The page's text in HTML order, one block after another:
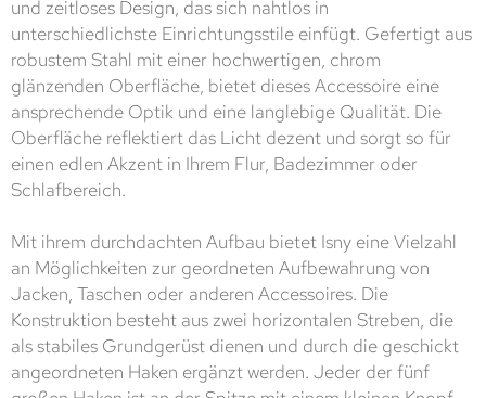
und zeitloses Design, das sich nahtlos in
unterschiedlichste Einrichtungsstile einfügt. Gefertigt aus
robustem Stahl mit einer hochwertigen, chrom
glänzenden Oberfläche, bietet dieses Accessoire eine
ansprechende Optik und eine langlebige Qualität. Die
Oberfläche reflektiert das Licht dezent und sorgt so für
einen edlen Akzent in Ihrem Flur, Badezimmer oder
Schlafbereich.
Mit ihrem durchdachten Aufbau bietet Isny eine Vielzahl
an Möglichkeiten zur geordneten Aufbewahrung von
Jacken, Taschen oder anderen Accessoires. Die
Konstruktion besteht aus zwei horizontalen Streben, die
als stabiles Grundgerüst dienen und durch die geschickt
angeordneten Haken ergänzt werden. Jeder der fünf